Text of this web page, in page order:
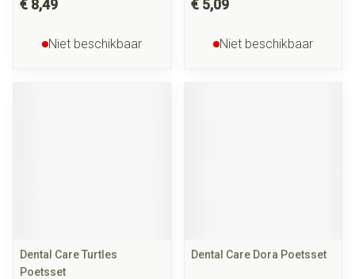
€ 8,49
Niet beschikbaar
€ 5,09
Niet beschikbaar
Dental Care Turtles
Poetsset
Dental Care Dora Poetsset